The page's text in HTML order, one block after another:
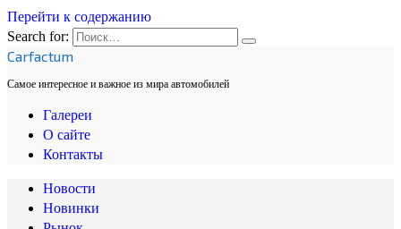
Перейти к содержанию
Search for:
Carfactum
Самое интересное и важное из мира автомобилей
Галереи
О сайте
Контакты
Новости
Новинки